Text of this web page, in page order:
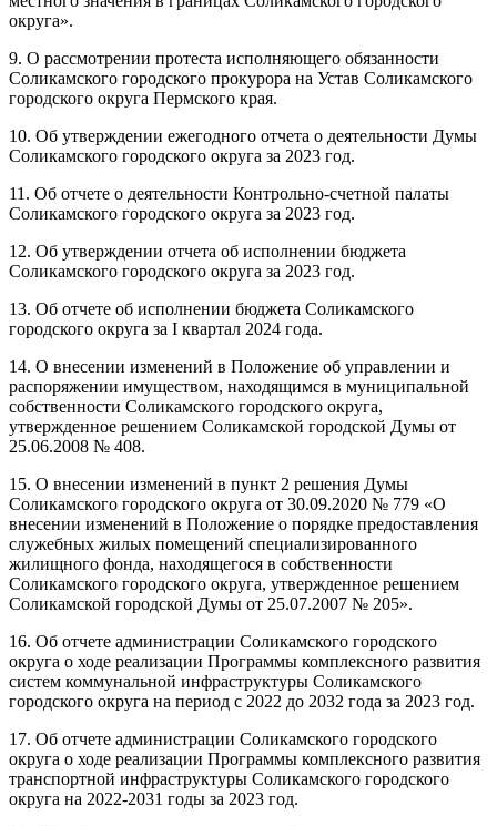
округа».
9. О рассмотрении протеста исполняющего обязанности
Соликамского городского прокурора на Устав Соликамского
городского округа Пермского края.
10. Об утверждении ежегодного отчета о деятельности Думы
Соликамского городского округа за 2023 год.
11. Об отчете о деятельности Контрольно-счетной палаты
Соликамского городского округа за 2023 год.
12. Об утверждении отчета об исполнении бюджета
Соликамского городского округа за 2023 год.
13. Об отчете об исполнении бюджета Соликамского
городского округа за I квартал 2024 года.
14. О внесении изменений в Положение об управлении и
распоряжении имуществом, находящимся в муниципальной
собственности Соликамского городского округа,
утвержденное решением Соликамской городской Думы от
25.06.2008 № 408.
15. О внесении изменений в пункт 2 решения Думы
Соликамского городского округа от 30.09.2020 № 779 «О
внесении изменений в Положение о порядке предоставления
служебных жилых помещений специализированного
жилищного фонда, находящегося в собственности
Соликамского городского округа, утвержденное решением
Соликамской городской Думы от 25.07.2007 № 205».
16. Об отчете администрации Соликамского городского
округа о ходе реализации Программы комплексного развития
систем коммунальной инфраструктуры Соликамского
городского округа на период с 2022 до 2032 года за 2023 год.
17. Об отчете администрации Соликамского городского
округа о ходе реализации Программы комплексного развития
транспортной инфраструктуры Соликамского городского
округа на 2022-2031 годы за 2023 год.